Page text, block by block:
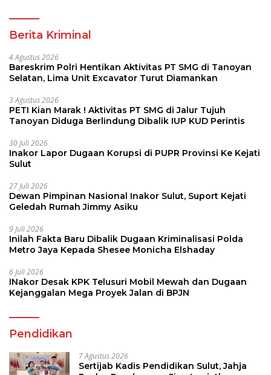
Berita Kriminal
4 Agustus 2026
Bareskrim Polri Hentikan Aktivitas PT SMG di Tanoyan
Selatan, Lima Unit Excavator Turut Diamankan
3 Agustus 2026
PETI Kian Marak ! Aktivitas PT SMG di Jalur Tujuh
Tanoyan Diduga Berlindung Dibalik IUP KUD Perintis
30 Juli 2026
Inakor Lapor Dugaan Korupsi di PUPR Provinsi Ke Kejati
Sulut
27 Juli 2026
Dewan Pimpinan Nasional Inakor Sulut, Suport Kejati
Geledah Rumah Jimmy Asiku
9 Juli 2026
Inilah Fakta Baru Dibalik Dugaan Kriminalisasi Polda
Metro Jaya Kepada Shesee Monicha Elshaday
6 Juli 2026
INakor Desak KPK Telusuri Mobil Mewah dan Dugaan
Kejanggalan Mega Proyek Jalan di BPJN
Pendidikan
7 Agustus 2026
Sertijab Kadis Pendidikan Sulut, Jahja